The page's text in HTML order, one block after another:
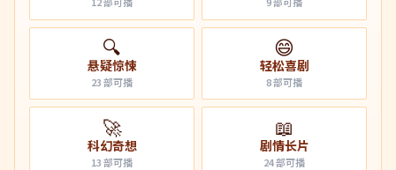
🔍
悬疑惊悚
23部可播
😄
轻松喜剧
8部可播
🚀
科幻奇想
13部可播
📖
剧情长片
24部可播